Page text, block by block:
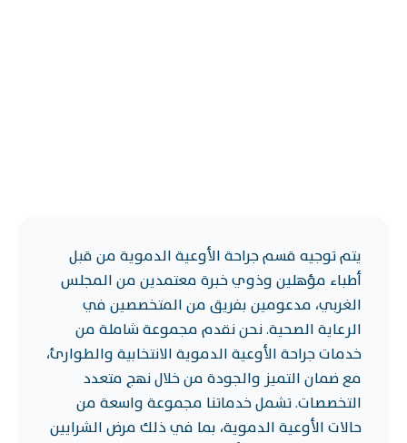
يتم توجيه قسم جراحة الأوعية الدموية من قبل
أطباء مؤهلين وذوي خبرة معتمدين من المجلس
الغربي، مدعومين بفريق من المتخصصين في
الرعاية الصحية. نحن نقدم مجموعة شاملة من
خدمات جراحة الأوعية الدموية الانتخابية والطوارئ،
مع ضمان التميز والجودة من خلال نهج متعدد
التخصصات. تشمل خدماتنا مجموعة واسعة من
حالات الأوعية الدموية، بما في ذلك مرض الشرايين